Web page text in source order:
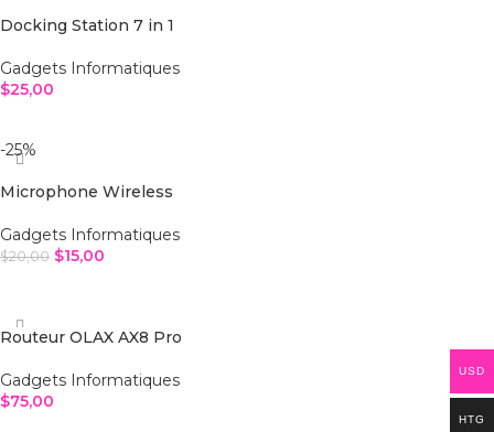
Docking Station 7 in 1
Gadgets Informatiques
$25,00
-25%
Microphone Wireless
Gadgets Informatiques
$20,00 $15,00
Routeur OLAX AX8 Pro
Gadgets Informatiques
$75,00
USD
HTG